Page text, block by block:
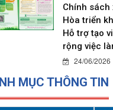
Chính sách
Hòa triển
Hỗ trợ tạo
rộng việc
24/06/2026
MỤC THÔNG TIN